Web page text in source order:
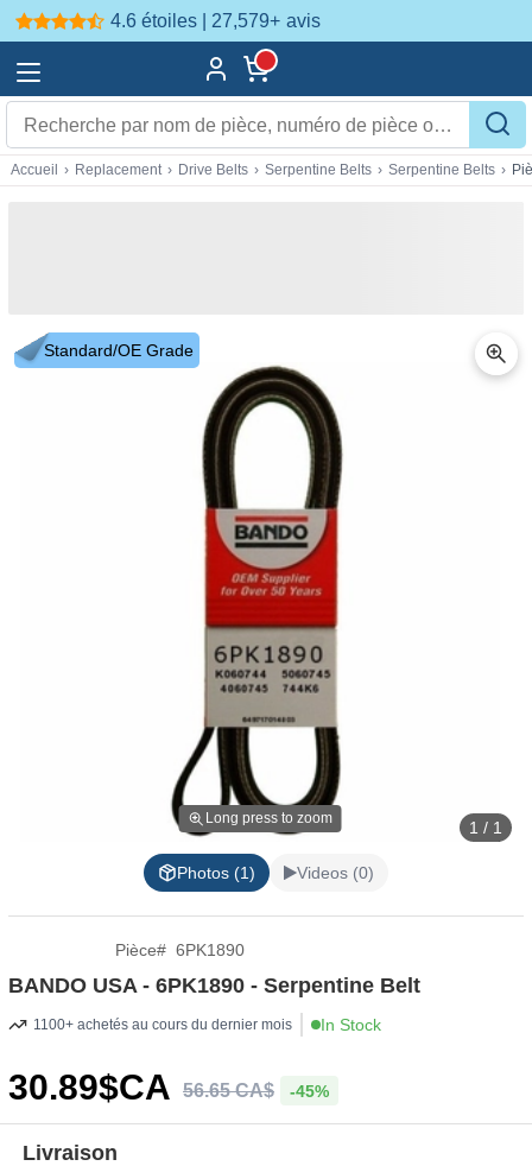
4.6 étoiles | 27,579+ avis
Accueil › Replacement › Drive Belts › Serpentine Belts › Serpentine Belts ›
Standard/OE Grade
Long press to zoom 1 / 1
Photos (1) Videos (0)
Pièce# 6PK1890
BANDO USA - 6PK1890 - Serpentine Belt
1100+ achetés au cours du dernier mois In Stock
30.89$CA 56.65CA$ -45%
Livraison